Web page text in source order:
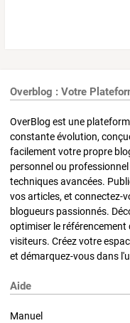
Overblog : Votre
OverBlog est une
constante évolution,
facilement votre propre
personnel ou
techniques avancées.
vos articles, et connectez-
blogueurs passionnés.
optimiser le
visiteurs. Créez votre
et démarquez-vous dans
Aide
Manuel